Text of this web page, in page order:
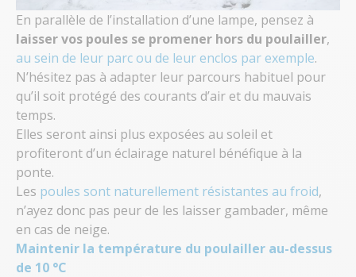
En parallèle de l’installation d’une lampe, pensez à
laisser vos poules se promener hors du poulailler,
au sein de leur parc ou de leur enclos par exemple.
N’hésitez pas à adapter leur parcours habituel pour
qu’il soit protégé des courants d’air et du mauvais
temps.
Elles seront ainsi plus exposées au soleil et
profiteront d’un éclairage naturel bénéfique à la
ponte.
Les poules sont naturellement résistantes au froid,
n’ayez donc pas peur de les laisser gambader, même
en cas de neige.
Maintenir la température du poulailler au-dessus
de 10 °C